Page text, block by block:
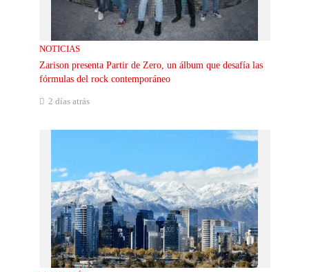
NOTICIAS
Zarison presenta Partir de Zero, un álbum que desafía las
fórmulas del rock contemporáneo
2 días atrás